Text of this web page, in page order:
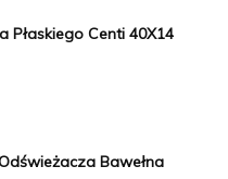
Płaskiego Centi 40X14
Bawełna